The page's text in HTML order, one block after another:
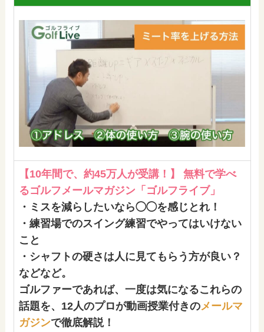
【10年間で、約45万人が受講！】 無料で学べ
るゴルフメールマガジン「ゴルフライブ」
・ミスを減らしたいなら◯◯を感じとれ！
・練習場でのスイング練習でやってはいけない
こと
・シャフトの硬さは人に見てもらう方が良い？
などなど。
ゴルファーであれば、一度は気になるこれらの
話題を、12人のプロが動画授業付きのメールマ
ガジンで徹底解説！